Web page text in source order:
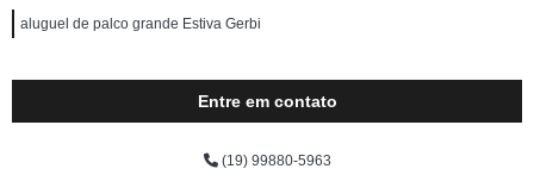
aluguel de palco grande Estiva Gerbi
Entre em contato
(19) 99880-5963